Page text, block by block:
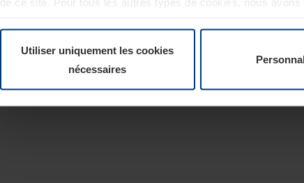
de ce site. Pour tous les autres types de cookies, nous
Utiliser uniquement les cookies
nécessaires